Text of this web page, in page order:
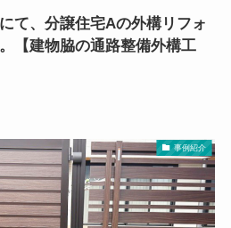
て、分譲住宅Aの外構リフォ
【建物脇の通路整備外構工
事例紹介